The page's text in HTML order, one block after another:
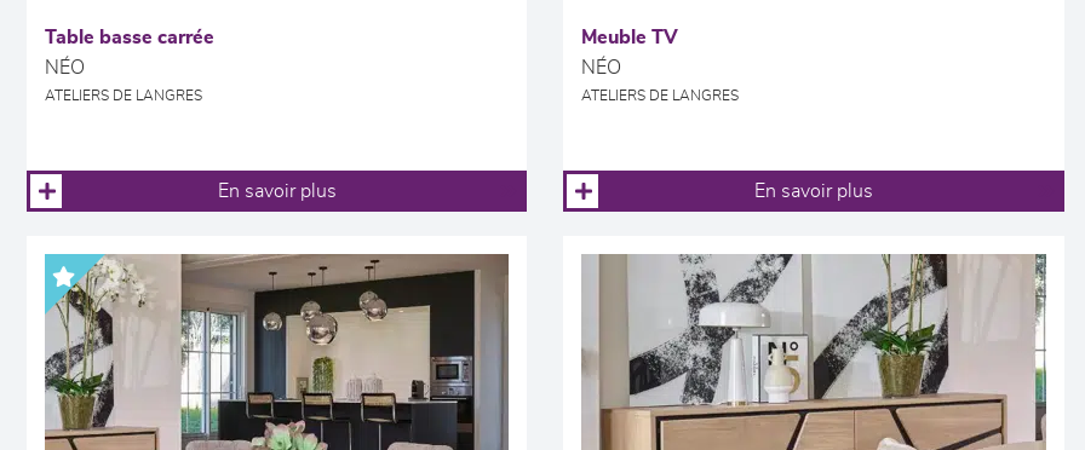
Table basse carrée
NÉO
ATELIERS DE LANGRES
En savoir plus
Meuble TV
NÉO
ATELIERS DE LANGRES
En savoir plus